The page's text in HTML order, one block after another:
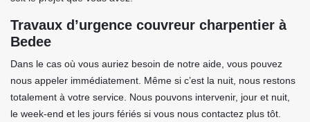
Travaux d’urgence couvreur charpentier à
Bedee
Dans le cas où vous auriez besoin de notre aide, vous pouvez
nous appeler immédiatement. Même si c’est la nuit, nous restons
totalement à votre service. Nous pouvons intervenir, jour et nuit,
le week-end et les jours fériés si vous nous contactez plus tôt.